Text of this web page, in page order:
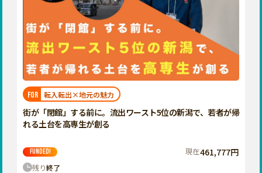
FOR 転入転出×地元の魅力
街が「閉館」する前に。流出ワースト5位の新潟で、若者が帰
れる土台を高専生が創る
FUNDED! 現在461,777円
残り終了